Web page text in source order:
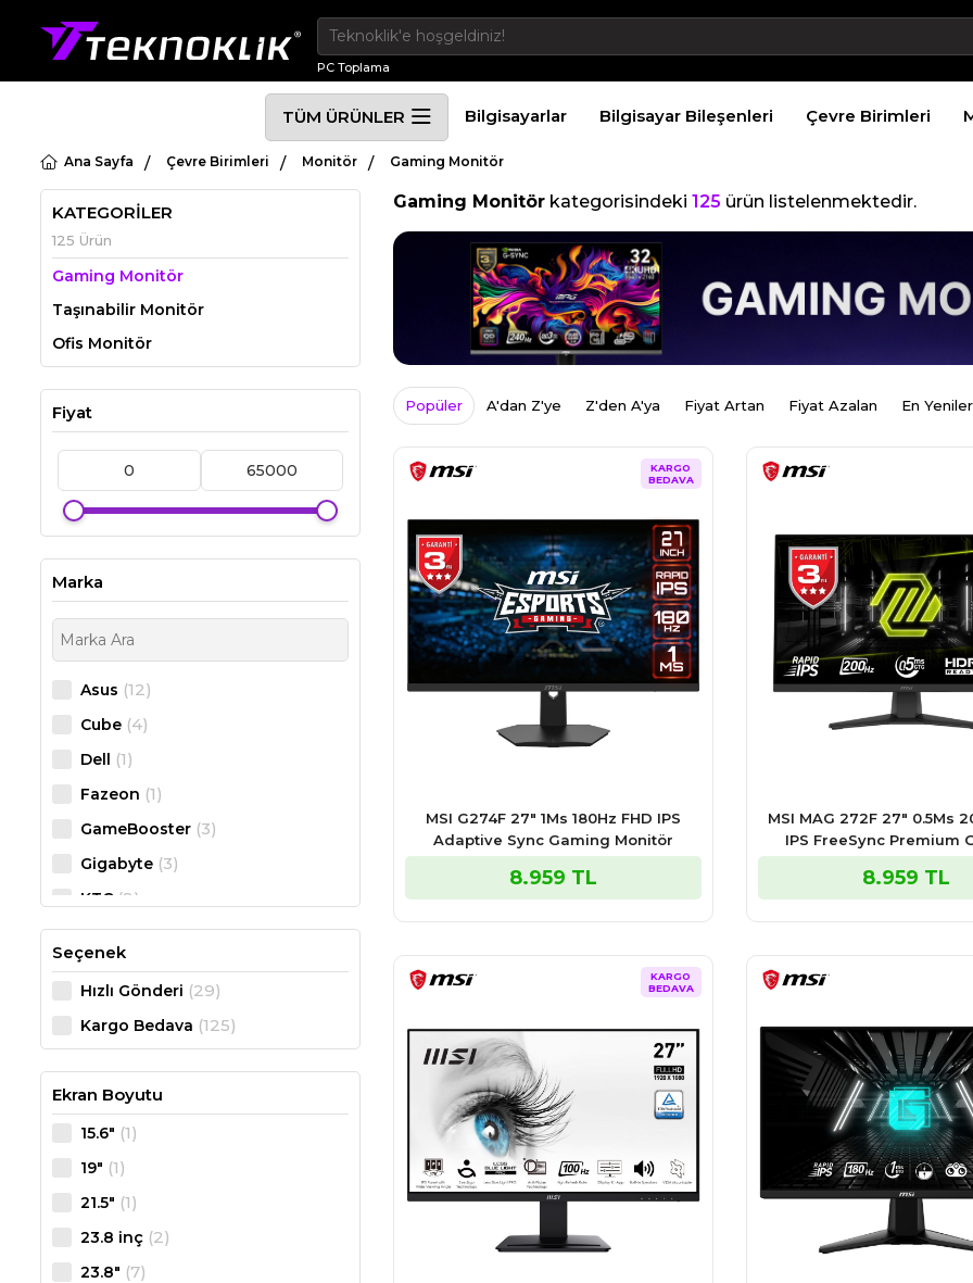
PC Toplama
TÜM ÜRÜNLER Bilgisayarlar Bilgisayar Bileşenleri Çevre Birimleri
Ana Sayfa Çevre Birimleri Monitör Gaming Monitör
KATEGORİLER
125 Ürün
Gaming Monitör
Taşınabilir Monitör
Ofis Monitör
Fiyat
Marka
Asus (12)
Cube (4)
Dell (1)
Fazeon (1)
GameBooster (3)
Gigabyte (3)
KTC (2)
LG (1)
MSI (84)
Philips (11)
Quantum (1)
Sensei (2)
Seçenek
Hızlı Gönderi (29)
Kargo Bedava (125)
Ekran Boyutu
15.6" (1)
19" (1)
21.5" (1)
23.8 inç (2)
23.8" (7)
Gaming Monitör kategorisindeki 125 ürün listelenmektedir.
Popüler A'dan Z'ye Z'den A'ya Fiyat Artan Fiyat Azalan En Yeniler
MSI G274F 27″ 1Ms 180Hz FHD IPS
Adaptive Sync Gaming Monitör
8.959 TL
KARGO
BEDAVA
MSI MAG 272F 27″ 0.5Ms
IPS FreeSync Premium
Monitör
8.959 TL
KARGO
BEDAVA